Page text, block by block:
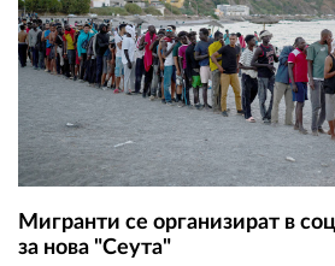
Мигранти се организират в
за нова "Сеута"